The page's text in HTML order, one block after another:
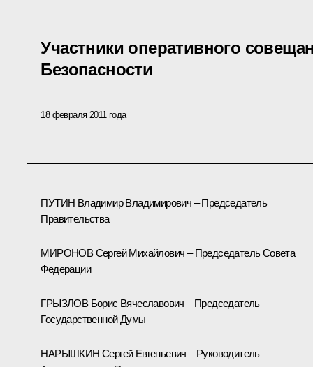
Участники оперативного
Безопасности
18 февраля 2011 года
ПУТИН Владимир Владимирович – Председатель
Правительства
МИРОНОВ Сергей Михайлович – Председатель Совета
Федерации
ГРЫЗЛОВ Борис Вячеславович – Председатель
Государственной Думы
НАРЫШКИН Сергей Евгеньевич – Руководитель